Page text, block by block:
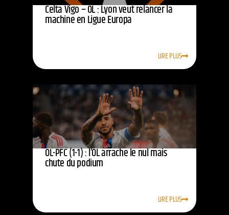
Celta Vigo – OL : Lyon veut relancer la
machine en Ligue Europa
LIRE PLUS
OL-PFC (1-1) : l’OL arrache le nul mais
chute du podium
LIRE PLUS